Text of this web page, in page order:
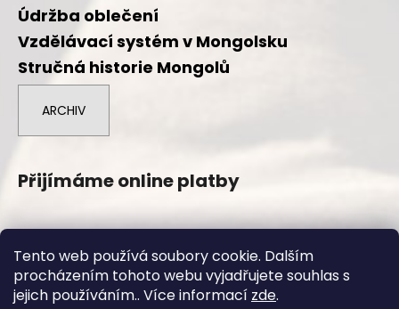
Tento web používá soubory cookie. Dalším
procházením tohoto webu vyjadřujete souhlas s
jejich používáním.. Více informací zde.
Údržba oblečení
Vzdělávací systém v Mongolsku
Stručná historie Mongolů
ARCHIV
Přijímáme online platby
Vytvořil Shoptet